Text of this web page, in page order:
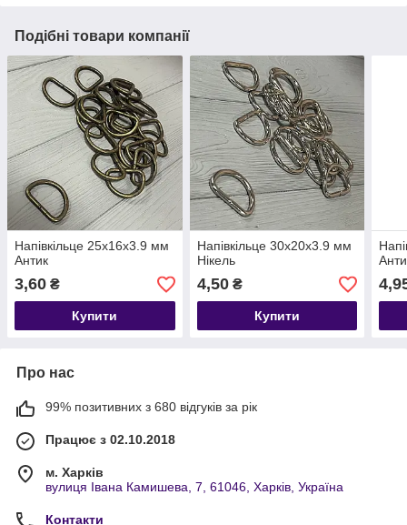
Подібні товари компанії
Напівкільце 25х16х3.9 мм
Антик
3,60 ₴
Купити
Напівкільце 30х20х3.9 мм
Нікель
4,50₴
Купити
Про нас
99% позитивних з 680 відгуків за рік
Працює з 02.10.2018
м. Харків
вулиця Івана Камишева, 7, 61046, Харків, Україна
Контакти